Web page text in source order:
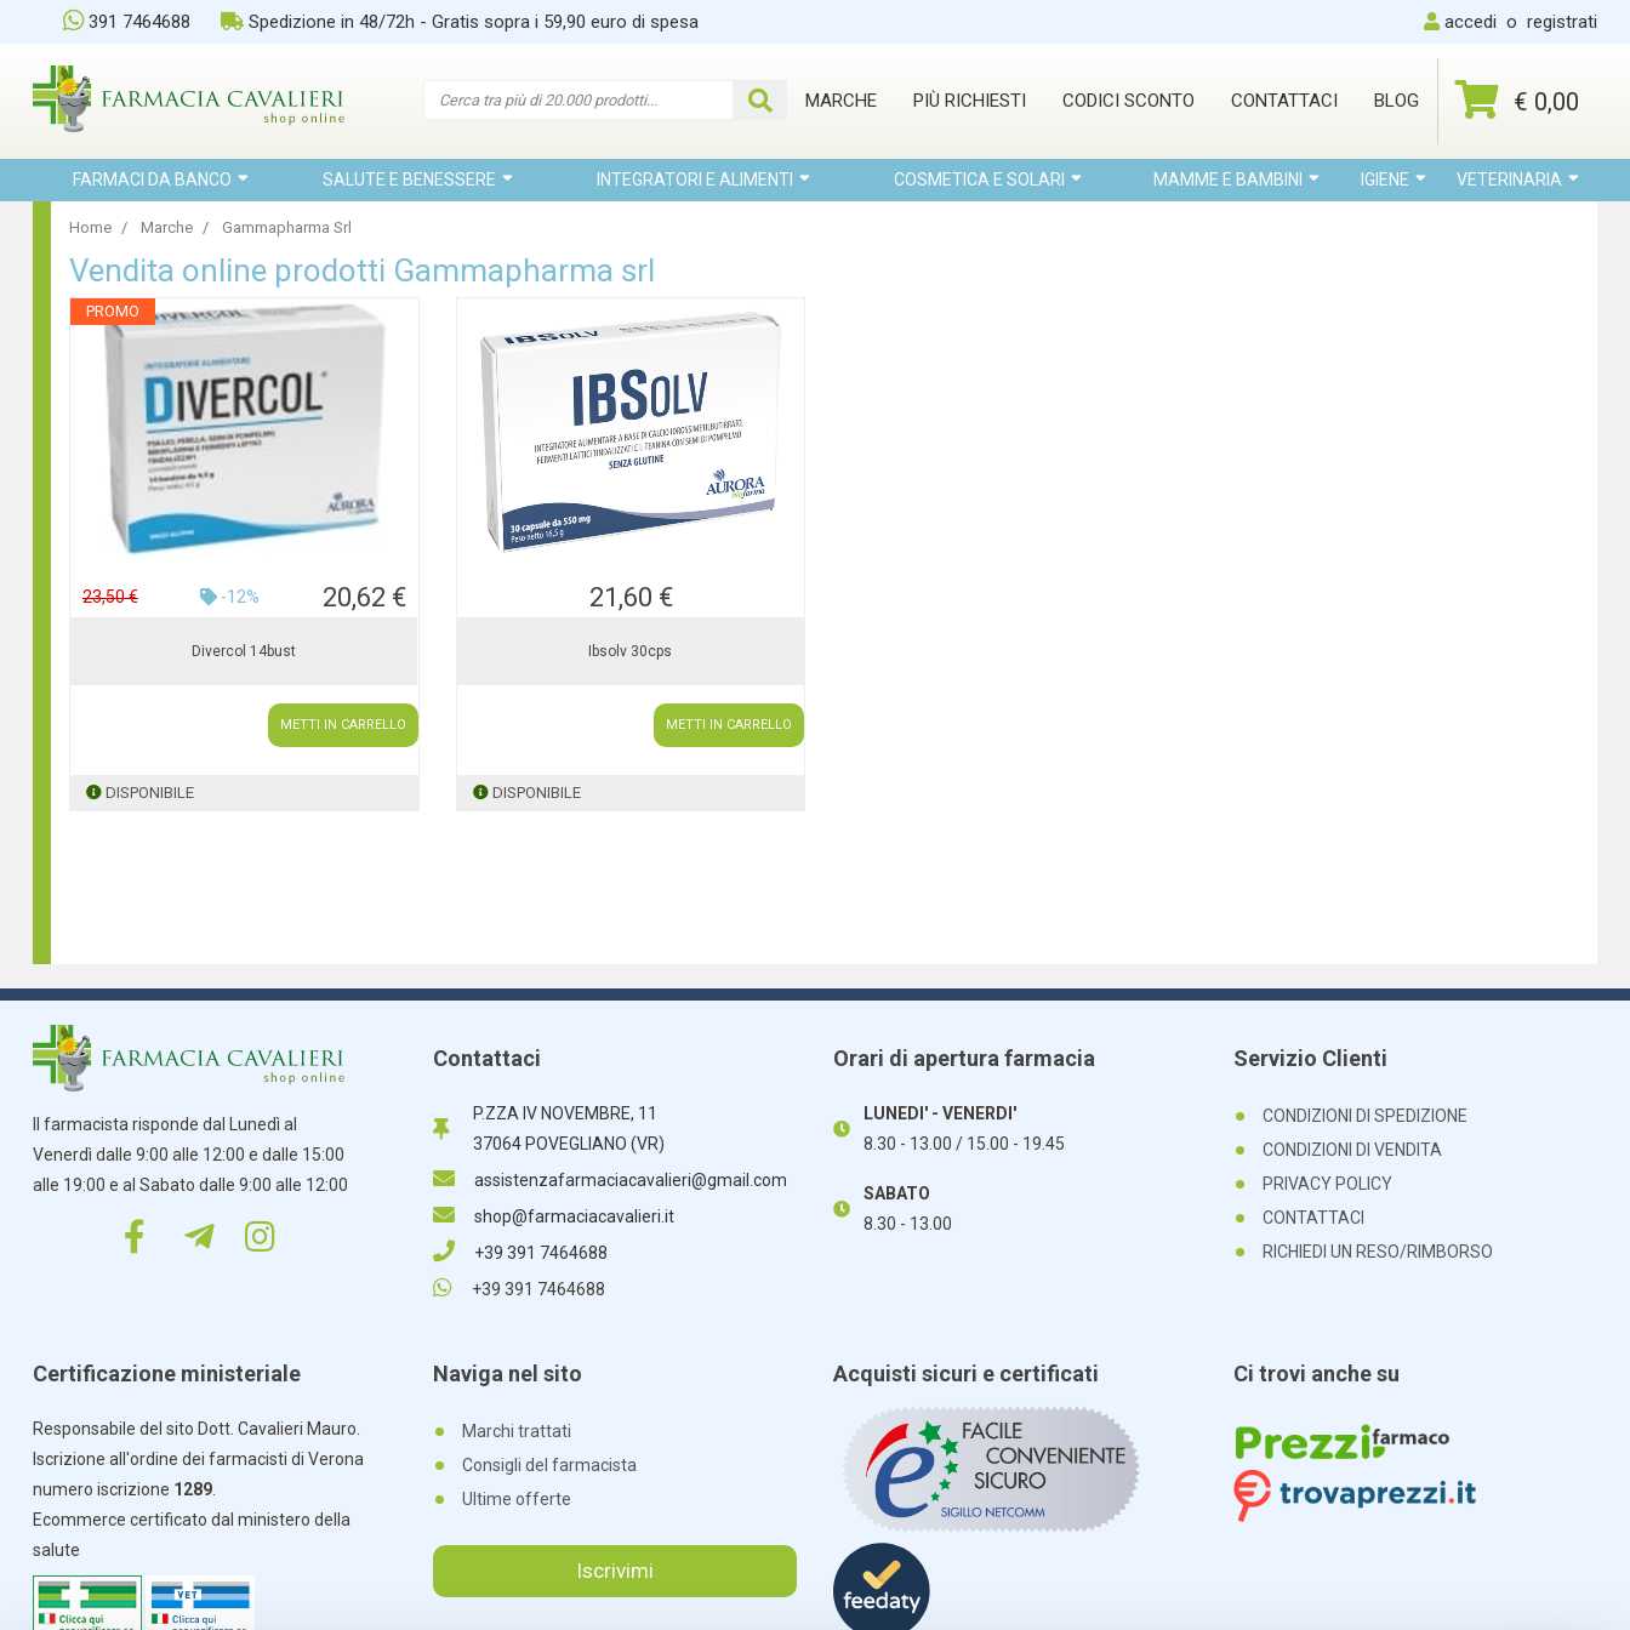
391 7464688 Spedizione in 48/72h - Gratis sopra i 59,90 euro di spesa accedi o registrati
MARCHE PIÙ RICHIESTI CODICI SCONTO CONTATTACI BLOG € 0,00
FARMACI DA BANCO SALUTE E BENESSERE INTEGRATORI E ALIMENTI COSMETICA E SOLARI MAMME E BAMBINI IGIENE VETERINARIA
Home Marche Gammapharma Srl
Vendita online prodotti Gammapharma srl
PROMO
23,50 € -12% 20,62 €
Divercol 14bust
METTI IN CARRELLO
DISPONIBILE
21,60 €
Ibsolv 30cps
METTI IN CARRELLO
DISPONIBILE
Il farmacista risponde dal Lunedì al
Venerdì dalle 9:00 alle 12:00 e dalle 15:00
alle 19:00 e al Sabato dalle 9:00 alle 12:00
Contattaci
P.ZZA IV NOVEMBRE, 11
37064 POVEGLIANO (VR)
assistenzafarmaciacavalieri@gmail.com
shop@farmaciacavalieri.it
+39 391 7464688
+39 391 7464688
Orari di apertura farmacia
LUNEDI' - VENERDI'
8.30 - 13.00 / 15.00 - 19.45
SABATO
8.30 - 13.00
Servizio Clienti
CONDIZIONI DI SPEDIZIONE
CONDIZIONI DI VENDITA
PRIVACY POLICY
CONTATTACI
RICHIEDI UN RESO/RIMBORSO
Certificazione ministeriale
Responsabile del sito Dott. Cavalieri Mauro.
Iscrizione all'ordine dei farmacisti di Verona
numero iscrizione 1289.
Ecommerce certificato dal ministero della
salute
Naviga nel sito
Marchi trattati
Consigli del farmacista
Ultime offerte
Iscrivimi
Acquisti sicuri e certificati Ci trovi anche su